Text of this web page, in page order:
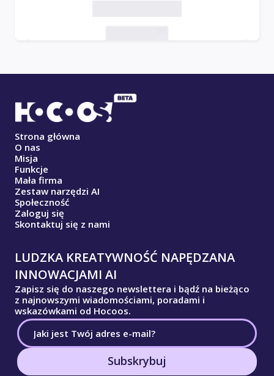
Strona główna
O nas
Misja
Funkcje
Mała firma
Zestaw narzędzi AI
Społeczność
Zaloguj się
Skontaktuj się z nami
LUDZKA KREATYWNOŚĆ NAPĘDZANA
INNOWACJAMI AI
Zapisz się do naszego newslettera i bądź na bieżąco
z najnowszymi wiadomościami, poradami i
wskazówkami od Hocoos.
Subskrybuj